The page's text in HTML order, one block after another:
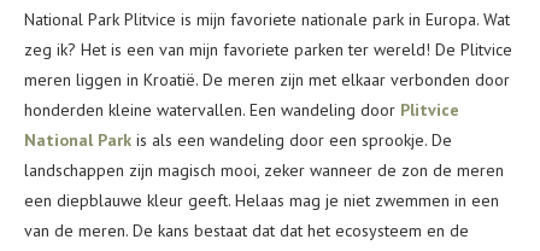
National Park Plitvice is mijn favoriete nationale park in Europa. Wat
zeg ik? Het is een van mijn favoriete parken ter wereld! De Plitvice
meren liggen in Kroatië. De meren zijn met elkaar verbonden door
honderden kleine watervallen. Een wandeling door Plitvice
National Park is als een wandeling door een sprookje. De
landschappen zijn magisch mooi, zeker wanneer de zon de meren
een diepblauwe kleur geeft. Helaas mag je niet zwemmen in een
van de meren. De kans bestaat dat dat het ecosysteem en de